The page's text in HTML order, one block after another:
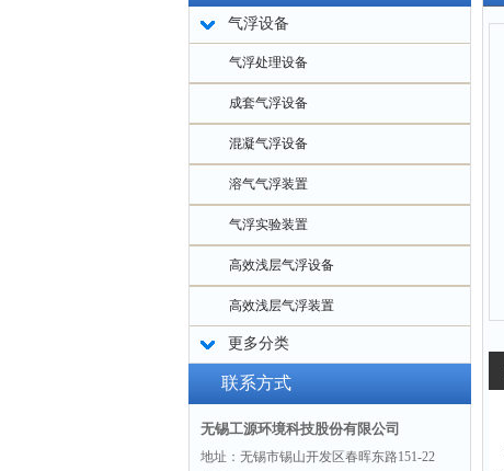
气浮设备
气浮处理设备
成套气浮设备
混凝气浮设备
溶气气浮装置
气浮实验装置
高效浅层气浮设备
高效浅层气浮装置
更多分类
联系方式
无锡工源环境科技股份有限公司
地址：无锡市锡山开发区春晖东路151-22